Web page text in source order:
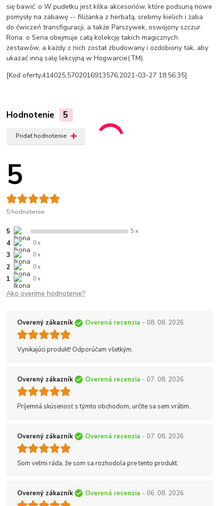
się bawić. o W pudełku jest kilka akcesoriów, które podsuną nowe
pomysły na zabawę -- filiżanka z herbatą, srebrny kielich i żaba
do ćwiczeń transfiguracji, a także Parszywek, oswojony szczur
Rona. o Seria obejmuje całą kolekcję takich magicznych
zestawów, a każdy z nich został zbudowany i ozdobiony tak, aby
ukazać inną salę lekcyjną w Hogwarcie(TM).
[Kod oferty,414025,5702016913576,2021-03-27 18:56:35]
Hodnotenie 5
Pridať hodnotenie
5
5 hodnotenie
5 5 x
4 0 x
3 0 x
2 0 x
1 0 x
Ako overíme hodnotenie?
Overený zákazník Overená recenzia - 08. 08. 2026
Vynikajúci produkt! Odporúčam všetkým.
Overený zákazník Overená recenzia - 07. 08. 2026
Príjemná skúsenosť s týmto obchodom, určite sa sem vrátim.
Overený zákazník Overená recenzia - 07. 08. 2026
Som veľmi ráda, že som sa rozhodola pre tento produkt.
Overený zákazník Overená recenzia - 06. 08. 2026